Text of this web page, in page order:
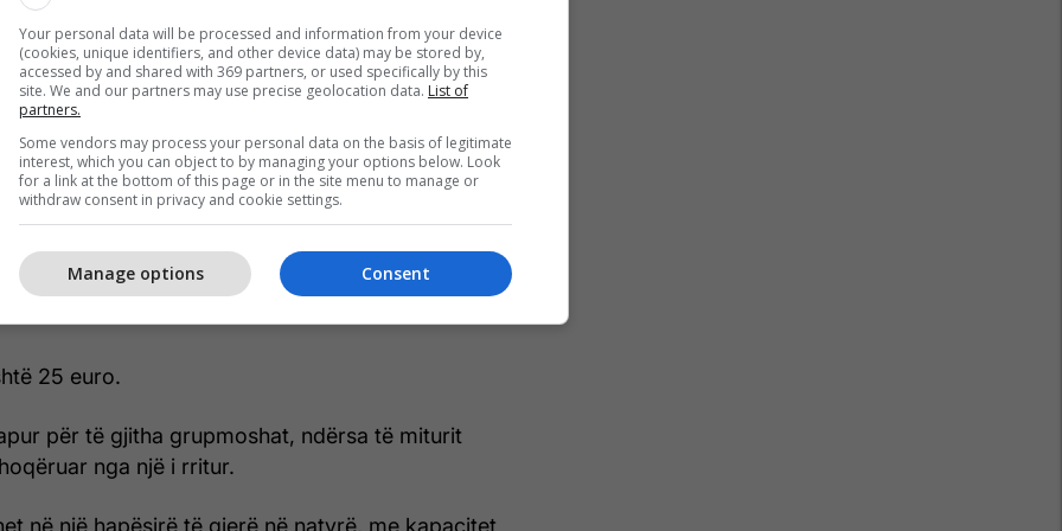
kontakte të reja dhe për të zgjeruar rrjetin e
aktivitete kulturore dhe artistike në ambient të
e një komuniteti që promovon kulturën,
me natyrën
biletat, pjesëmarrësit
mund të blihen përmes platformës online të
25 euro.
për të gjitha grupmoshat, ndërsa të miturit
nga një i rritur.
në një hapësirë të gjerë në natyrë, me kapacitet
Your personal data will be processed and information from your device
(cookies, unique identifiers, and other device data) may be stored by,
accessed by and shared with 369 partners, or used specifically by this
site. We and our partners may use precise geolocation data. List of
partners.
Some vendors may process your personal data on the basis of legitimate
interest, which you can object to by managing your options below. Look
for a link at the bottom of this page or in the site menu to manage or
withdraw consent in privacy and cookie settings.
Consent
Manage options